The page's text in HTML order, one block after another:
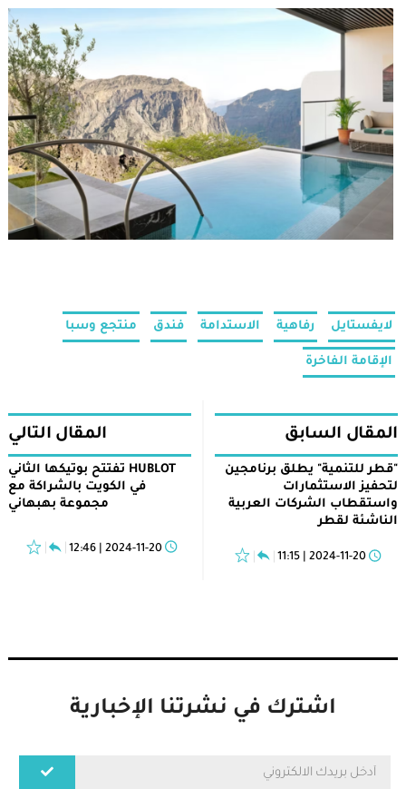
لايفستايل رفاهية الاستدامة فندق منتجع وسبا
الإقامة الفاخرة
المقال السابق
"قطر للتنمية" يطلق برنامجين
لتحفيز الاستثمارات
واستقطاب الشركات العربية
الناشئة لقطر
2024-11-20 | 11:15
المقال التالي
HUBLOT تفتتح بوتيكها الثاني
في الكويت بالشراكة مع
مجموعة بهبهاني
2024-11-20 | 12:46
اشترك في نشرتنا الإخبارية